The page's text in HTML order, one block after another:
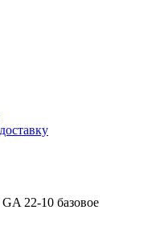
22-10 базовое